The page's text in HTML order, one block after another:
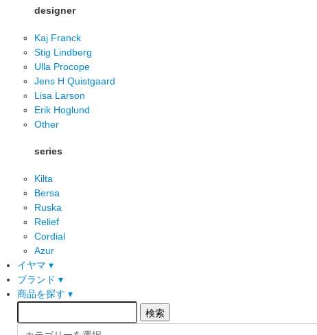
designer
Kaj Franck
Stig Lindberg
Ulla Procope
Jens H Quistgaard
Lisa Larson
Erik Hoglund
Other
series
Kilta
Bersa
Ruska
Relief
Cordial
Azur
イヤマ ▾
ブランド ▾
商品を探す ▾